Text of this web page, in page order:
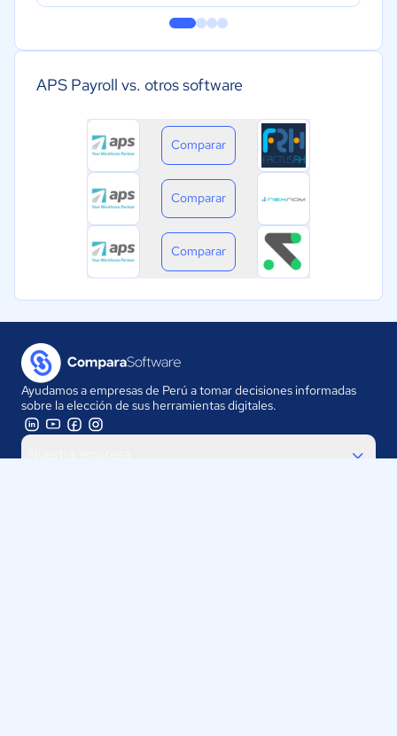
APS Payroll vs. otros software
Comparar
Comparar
Comparar
Ayudamos a empresas de Perú a tomar decisiones informadas
sobre la elección de sus herramientas digitales.